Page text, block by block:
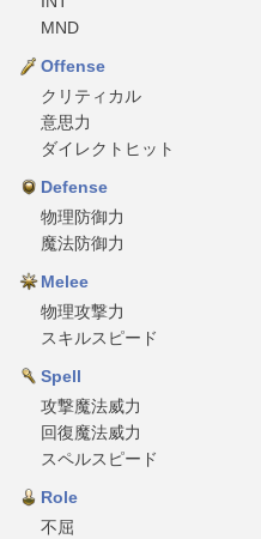
MND
Offense
クリティカル
意思力
ダイレクトヒット
Defense
物理防御力
魔法防御力
Melee
物理攻撃力
スキルスピード
Spell
攻撃魔法威力
回復魔法威力
スペルスピード
Role
不屈